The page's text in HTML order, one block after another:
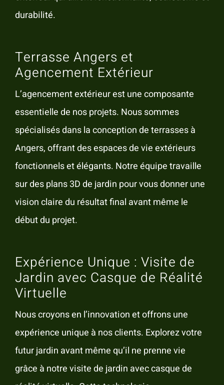
durabilité.
Terrasse Angers et
Agencement Extérieur
L’agencement extérieur est une composante
essentielle de nos projets. Nous sommes
spécialisés dans la conception de terrasses à
Angers, offrant des espaces de vie extérieurs
fonctionnels et élégants. Notre équipe travaille
sur des plans 3D de jardin pour vous donner une
vision claire du résultat final avant même le
début du projet.
Expérience Unique : Visite de
Jardin avec Casque de Réalité
Virtuelle
Nous croyons en l’innovation et offrons une
expérience unique à nos clients. Explorez votre
futur jardin avant même qu’il ne prenne vie
grâce à notre visite de jardin avec casque de